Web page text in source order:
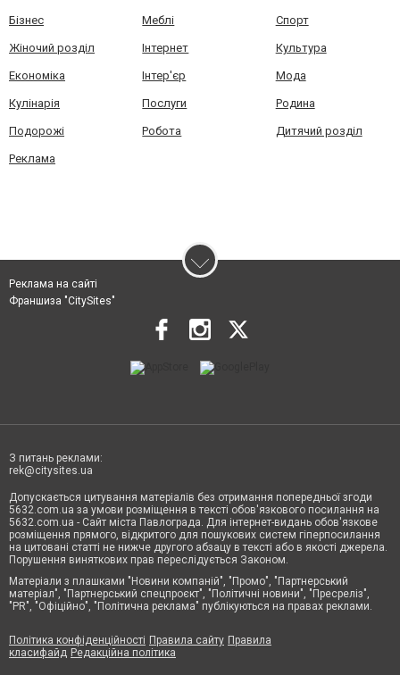
Бізнес Меблі Спорт
Жіночий розділ Інтернет Культура
Економіка Інтер'єр Мода
Кулінарія Послуги Родина
Подорожі Робота Дитячий розділ
Реклама
Реклама на сайті
Франшиза "CitySites"
З питань реклами:
rek@citysites.ua
Допускається цитування матеріалів без отримання попередньої згоди
5632.com.ua за умови розміщення в тексті обов'язкового посилання на
5632.com.ua - Сайт міста Павлограда. Для інтернет-видань обов'язкове
розміщення прямого, відкритого для пошукових систем гіперпосилання
на цитовані статті не нижче другого абзацу в тексті або в якості джерела.
Порушення виняткових прав переслідується Законом.
Матеріали з плашками "Новини компаній", "Промо", "Партнерський
матеріал", "Партнерський спецпроєкт", "Політичні новини", "Пресреліз",
"PR", "Офіційно", "Політична реклама" публікуються на правах реклами.
Політика конфіденційності Правила сайту Правила
класифайд Редакційна політика